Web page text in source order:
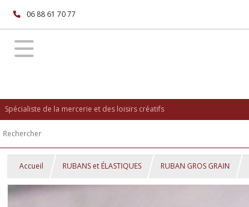
06 88 61 70 77
Spécialiste de la mercerie et des loisirs créatifs
Accueil RUBANS et ÉLASTIQUES RUBAN GROS GRAIN